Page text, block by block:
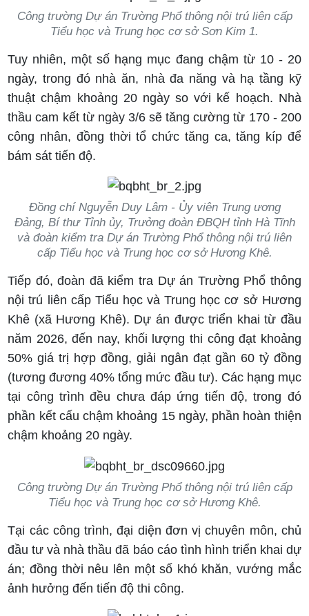
Công trường Dự án Trường Phổ thông nội trú liên cấp
Tiểu học và Trung học cơ sở Sơn Kim 1.
Tuy nhiên, một số hạng mục đang chậm từ 10 - 20
ngày, trong đó nhà ăn, nhà đa năng và hạ tầng kỹ
thuật chậm khoảng 20 ngày so với kế hoạch. Nhà
thầu cam kết từ ngày 3/6 sẽ tăng cường từ 170 - 200
công nhân, đồng thời tổ chức tăng ca, tăng kíp để
bám sát tiến độ.
Đồng chí Nguyễn Duy Lâm - Ủy viên Trung ương
Đảng, Bí thư Tỉnh ủy, Trưởng đoàn ĐBQH tỉnh Hà Tĩnh
và đoàn kiểm tra Dự án Trường Phổ thông nội trú liên
cấp Tiểu học và Trung học cơ sở Hương Khê.
Tiếp đó, đoàn đã kiểm tra Dự án Trường Phổ thông
nội trú liên cấp Tiểu học và Trung học cơ sở Hương
Khê (xã Hương Khê). Dự án được triển khai từ đầu
năm 2026, đến nay, khối lượng thi công đạt khoảng
50% giá trị hợp đồng, giải ngân đạt gần 60 tỷ đồng
(tương đương 40% tổng mức đầu tư). Các hạng mục
tại công trình đều chưa đáp ứng tiến độ, trong đó
phần kết cấu chậm khoảng 15 ngày, phần hoàn thiện
chậm khoảng 20 ngày.
Công trường Dự án Trường Phổ thông nội trú liên cấp
Tiểu học và Trung học cơ sở Hương Khê.
Tại các công trình, đại diện đơn vị chuyên môn, chủ
đầu tư và nhà thầu đã báo cáo tình hình triển khai dự
án; đồng thời nêu lên một số khó khăn, vướng mắc
ảnh hưởng đến tiến độ thi công.